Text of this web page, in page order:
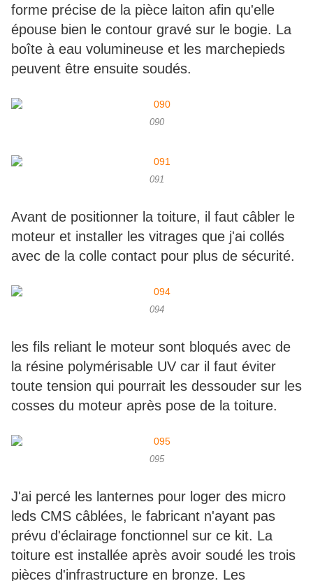
forme précise de la pièce laiton afin qu'elle
épouse bien le contour gravé sur le bogie. La
boîte à eau volumineuse et les marchepieds
peuvent être ensuite soudés.
090
091
Avant de positionner la toiture, il faut câbler le
moteur et installer les vitrages que j'ai collés
avec de la colle contact pour plus de sécurité.
094
les fils reliant le moteur sont bloqués avec de
la résine polymérisable UV car il faut éviter
toute tension qui pourrait les dessouder sur les
cosses du moteur après pose de la toiture.
095
J'ai percé les lanternes pour loger des micro
leds CMS câblées, le fabricant n'ayant pas
prévu d'éclairage fonctionnel sur ce kit. La
toiture est installée après avoir soudé les trois
pièces d'infrastructure en bronze. Les